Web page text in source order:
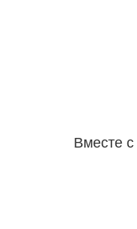
Вместе с